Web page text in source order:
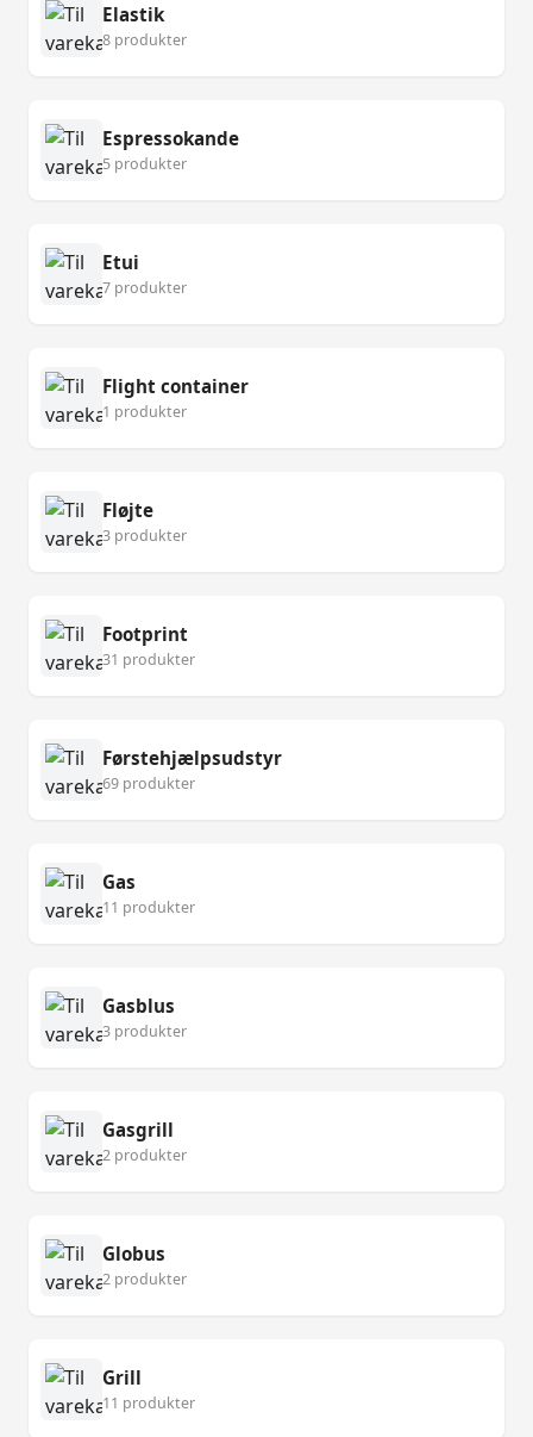
Elastik
8 produkter
Espressokande
5 produkter
Etui
7 produkter
Flight container
1 produkter
Fløjte
3 produkter
Footprint
31 produkter
Førstehjælpsudstyr
69 produkter
Gas
11 produkter
Gasblus
3 produkter
Gasgrill
2 produkter
Globus
2 produkter
Grill
11 produkter